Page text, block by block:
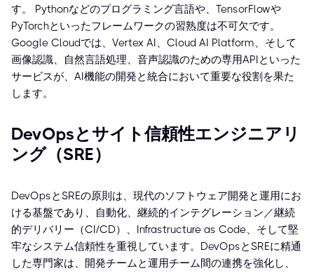
す。 Pythonなどのプログラミング言語や、TensorFlowや
PyTorchといったフレームワークの習熟度は不可欠です。
Google Cloudでは、Vertex AI、Cloud AI Platform、そして
画像認識、自然言語処理、音声認識のための専用APIといった
サービスが、AI機能の開発と統合において重要な役割を果た
します。
DevOpsとサイト信頼性エンジニアリ
ング（SRE）
DevOpsとSREの原則は、現代のソフトウェア開発と運用にお
ける基盤であり、自動化、継続的インテグレーション／継続
的デリバリー（CI/CD）、Infrastructure as Code、そして堅
牢なシステム信頼性を重視しています。DevOpsとSREに精通
した専門家は、開発チームと運用チーム間の連携を強化し、